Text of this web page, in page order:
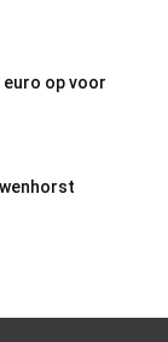
euro op voor